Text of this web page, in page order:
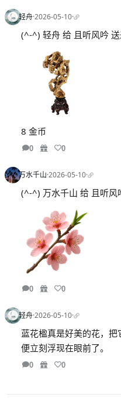
轻舟·2026-05-10·
(^-^) 轻舟 给 且听风吟 送
8 金币
0 0
万水千山·2026-05-10·
(^-^) 万水千山 给 且听风
0 0
轻舟·2026-05-10·
蓝花楹真是好美的花，
便立刻浮现在眼前了。
0 0